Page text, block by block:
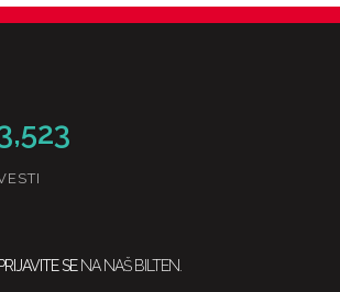
SENA NAŠ BILTEN.